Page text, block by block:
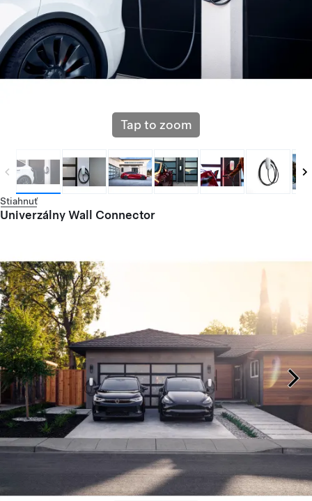
Tap to zoom
Stiahnuť
Univerzálny Wall Connector